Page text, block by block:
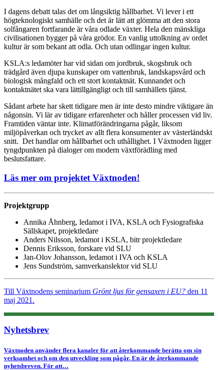
I dagens debatt talas det om långsiktig hållbarhet. Vi lever i ett
högteknologiskt samhälle och det är lätt att glömma att den stora
solfångaren fortfarande är våra odlade växter. Hela den mänskliga
civilisationen bygger på våra grödor. En vanlig uttolkning av ordet
kultur är som bekant att odla. Och utan odlingar ingen kultur.
KSLA:s ledamöter har vid sidan om jordbruk, skogsbruk och
trädgård även djupa kunskaper om vattenbruk, landskapsvård och
biologisk mångfald och ett stort kontaktnät. Kunnandet och
kontaktnätet ska vara lättillgängligt och till samhällets tjänst.
Sådant arbete har skett tidigare men är inte desto mindre viktigare än
någonsin. Vi lär av tidigare erfarenheter och håller processen vid liv.
Framtiden väntar inte. Klimatförändringarna pågår, liksom
miljöpåverkan och trycket av allt flera konsumenter av västerländskt
snitt. Det handlar om hållbarhet och uthållighet. I Växtnoden ligger
tyngdpunkten på dialoger om modern växtförädling med
beslutsfattare.
Läs mer om projektet Växtnoden!
Projektgrupp
Annika Åhnberg, ledamot i IVA, KSLA och Fysiografiska
Sällskapet, projektledare
Anders Nilsson, ledamot i KSLA, bitr projektledare
Dennis Eriksson, forskare vid SLU
Jan-Olov Johansson, ledamot i IVA och KSLA
Jens Sundström, samverkanslektor vid SLU
Till Växtnodens seminarium Grönt ljus för gensaxen i EU? den 11
maj 2021.
Nyhetsbrev
Växtnoden använder flera kanaler för att återkommande berätta om sin
verksamhet och om den utveckling som pågår. En är de återkommande
nyhetsbreven. För att…